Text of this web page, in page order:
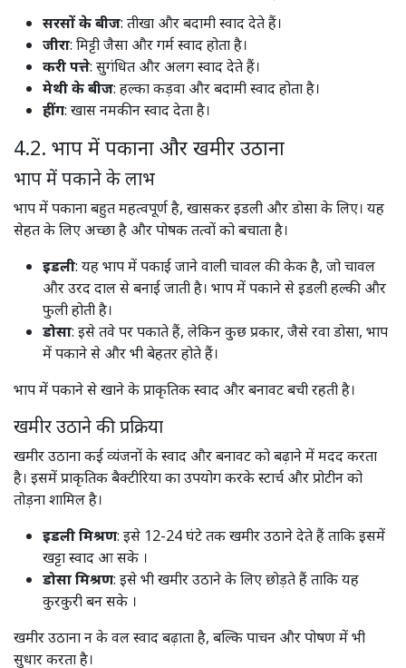
सरसों के बीज: तीखा और बदामी स्वाद देते हैं।​
जीरा: मिट्टी जैसा और गर्म स्वाद होता है।​
करी पत्ते: सुगंधित और अलग स्वाद देते हैं।​
मेथी के बीज: हल्का कड़वा और बदामी स्वाद होता है।​
हींग: खास नमकीन स्वाद देता है।​
4.2. भाप में पकाना और खमीर उठाना
भाप में पकाने के लाभ
भाप में पकाना बहुत महत्वपूर्ण है, खासकर इडली और डोसा के लिए। यह
सेहत के लिए अच्छा है और पोषक तत्वों को बचाता है।
इडली: यह भाप में पकाई जाने वाली चावल की केक है, जो चावल
और उरद दाल से बनाई जाती है। भाप में पकाने से इडली हल्की और
फुली होती है। ​
डोसा: इसे तवे पर पकाते हैं, लेकिन कुछ प्रकार, जैसे रवा डोसा, भाप
में पकाने से और भी बेहतर होते हैं।​
भाप में पकाने से खाने के प्राकृतिक स्वाद और बनावट बची रहती है।
खमीर उठाने की प्रक्रिया
खमीर उठाना कई व्यंजनों के स्वाद और बनावट को बढ़ाने में मदद करता
है। इसमें प्राकृतिक बैक्टीरिया का उपयोग करके स्टार्च और प्रोटीन को
तोड़ना शामिल है।
इडली मिश्रण: इसे 12-24 घंटे तक खमीर उठाने देते हैं ताकि इसमें
खट्टा स्वाद आ सके ।​
डोसा मिश्रण: इसे भी खमीर उठाने के लिए छोड़ते हैं ताकि यह
कुरकुरी बन सके ।​
खमीर उठाना न के वल स्वाद बढ़ाता है, बल्कि पाचन और पोषण में भी
सुधार करता है।